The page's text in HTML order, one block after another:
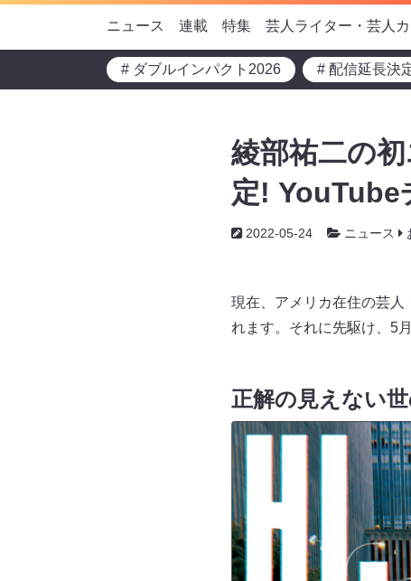
ニュース 連載 特集 芸人ライター・芸人
# ダブルインパクト2026 # 配信延長決
綾部祐二の
定! YouTube
2022-05-24 ニュース
現在、アメリカ在住の芸人
れます。それに先駆け、5
正解の見えない